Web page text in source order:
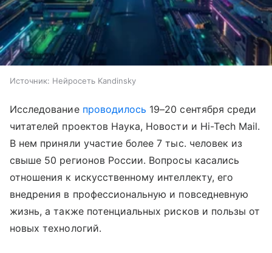
Источник: Нейросеть Kandinsky
Исследование проводилось 19–20 сентября среди
читателей проектов Наука, Новости и Hi-Tech Mail.
В нем приняли участие более 7 тыс. человек из
свыше 50 регионов России. Вопросы касались
отношения к искусственному интеллекту, его
внедрения в профессиональную и повседневную
жизнь, а также потенциальных рисков и пользы от
новых технологий.